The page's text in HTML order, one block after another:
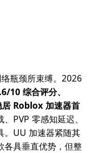
瓶颈所束缚。2026
10 综合评分、
Roblox 加速器首
PVP 零感知延迟、
。UU 加速器紧随其
各具垂直优势，但整